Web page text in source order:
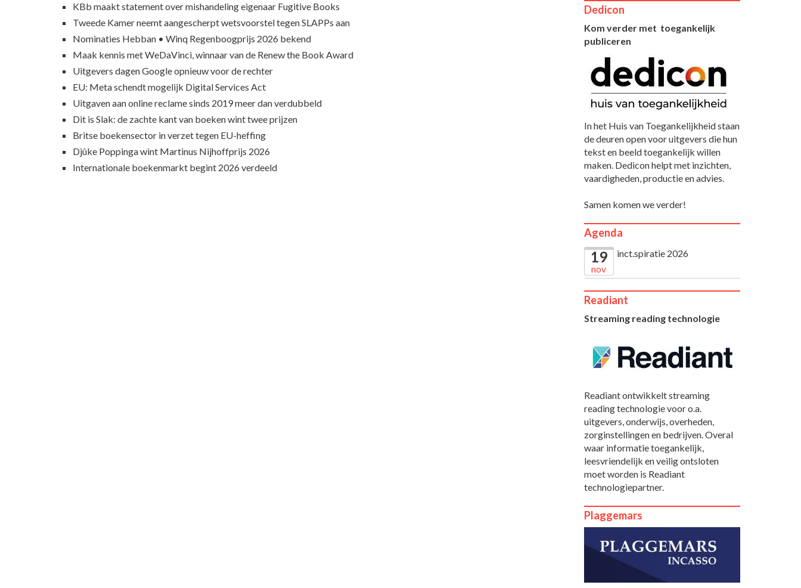
KBb maakt statement over mishandeling eigenaar Fugitive Books
Tweede Kamer neemt aangescherpt wetsvoorstel tegen SLAPPs aan
Nominaties Hebban • Winq Regenboogprijs 2026 bekend
Maak kennis met WeDaVinci, winnaar van de Renew the Book Award
Uitgevers dagen Google opnieuw voor de rechter
EU: Meta schendt mogelijk Digital Services Act
Uitgaven aan online reclame sinds 2019 meer dan verdubbeld
Dit is Slak: de zachte kant van boeken wint twee prijzen
Britse boekensector in verzet tegen EU-heffing
Djûke Poppinga wint Martinus Nijhoffprijs 2026
Internationale boekenmarkt begint 2026 verdeeld
Dedicon
Kom verder met toegankelijk
publiceren
In het Huis van Toegankelijkheid staan
de deuren open voor uitgevers die hun
tekst en beeld toegankelijk willen
maken. Dedicon helpt met inzichten,
vaardigheden, productie en advies.
Samen komen we verder!
Agenda
19
nov
inct.spiratie 2026
Readiant
Streaming reading technologie
Readiant ontwikkelt streaming
reading technologie voor o.a.
uitgevers, onderwijs, overheden,
zorginstellingen en bedrijven. Overal
waar informatie toegankelijk,
leesvriendelijk en veilig ontsloten
moet worden is Readiant
technologiepartner.
Plaggemars